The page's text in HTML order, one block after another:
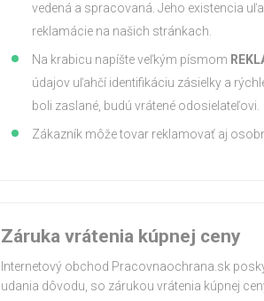
vedená a spracovaná. Jeho existencia
reklamácie na našich stránkach.
Na krabicu napíšte veľkým písmom
údajov uľahčí identifikáciu zásielky a
boli zaslané, budú vrátené odosielateľovi.
Zákazník môže tovar reklamovať aj
Záruka vrátenia kúpnej ceny
Internetový obchod Pracovnaochrana.sk
udania dôvodu, so zárukou vrátenia kúpnej